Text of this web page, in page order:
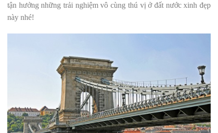
tận hưởng những trải nghiệm vô cùng thú vị ở đất nước xinh đẹp
này nhé!